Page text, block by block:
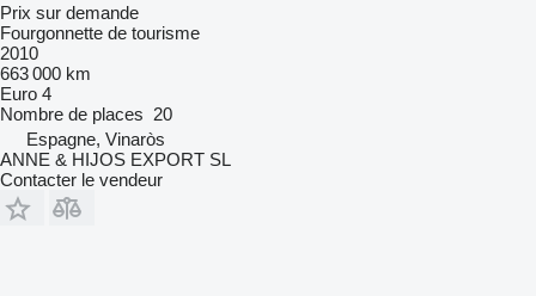
Prix sur demande
Fourgonnette de tourisme
2010
663 000 km
Euro 4
Nombre de places 20
Espagne, Vinaròs
ANNE & HIJOS EXPORT SL
Contacter le vendeur